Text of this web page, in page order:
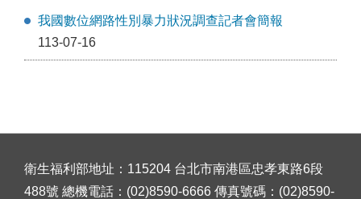
我國數位網路性別暴力狀況調查記者會簡報
113-07-16
衛生福利部地址：115204 台北市南港區忠孝東路6段
488號 總機電話：(02)8590-6666 傳真號碼：(02)8590-